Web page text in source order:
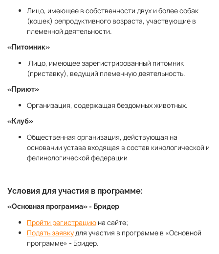
Лицо, имеющее в собственности двух и более собак
(кошек) репродуктивного возраста, участвующие в
племенной деятельности.
«Питомник»
Лицо, имеющее зарегистрированный питомник
(приставку), ведущий племенную деятельность.
«Приют»
Организация, содержащая бездомных животных.
«Клуб»
Общественная организация, действующая на
основании устава входящая в состав кинологической и
фелинологической федерации
Условия для участия в программе:
«Основная программа» - Бридер
Пройти регистрацию на сайте;
Подать заявку для участия в программе в «Основной
программе» - Бридер.